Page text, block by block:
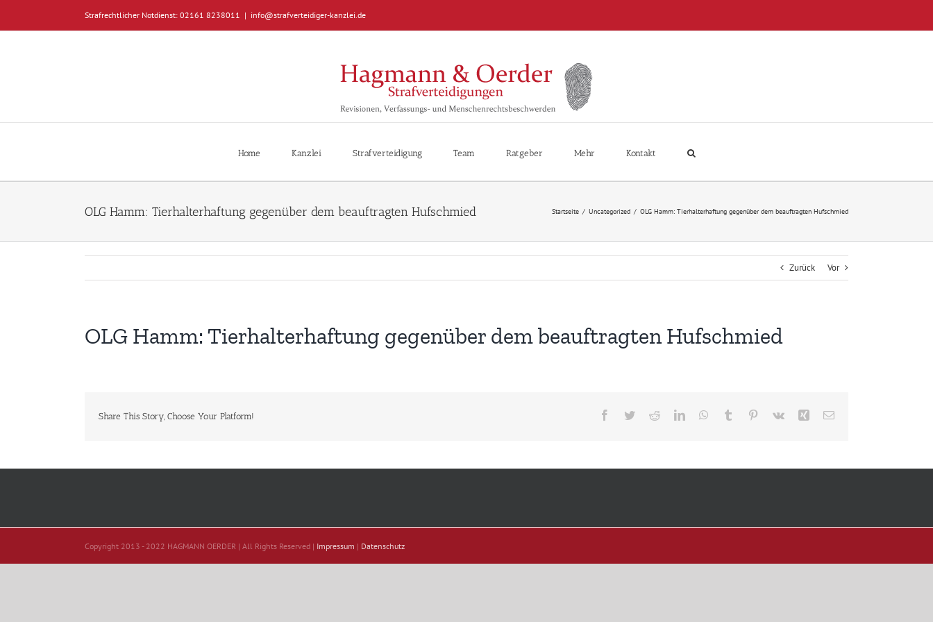
springen
Strafrechtlicher Notdienst: 02161 8238011 | info@strafverteidiger-kanzlei.de
Home Kanzlei Strafverteidigung Team Ratgeber Mehr Kontakt
OLG Hamm: Tierhalterhaftung gegenüber dem beauftragten Hufschmied Startseite / Uncategorized / OLG Hamm: Tierhalterhaftung gegenüber dem beauftragten Hufschmied
Zurück Vor
OLG Hamm: Tierhalterhaftung gegenüber dem beauftragten Hufschmied
Share This Story, Choose Your Platform! Facebook
TwitterRedditLinkedInWhatsApp
Tumblr Pinterest
Vk Xing E-
Copyright 2013 - 2022 HAGMANN OERDER | All Rights Reserved | Impressum | Datenschutz